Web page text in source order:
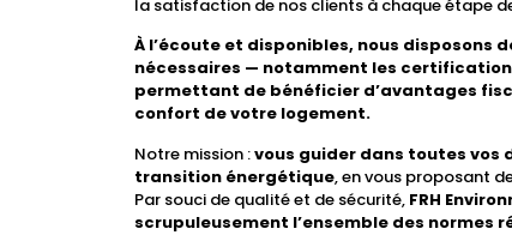
la satisfaction de nos clients à chaque étape
À l’écoute et disponibles, nous disposons
nécessaires — notamment les
permettant de bénéficier d’avantages
confort de votre logement.
Notre mission :vous guider dans toutes vos
transition énergétique, en vous proposant
Par souci de qualité et de sécurité, FRH
scrupuleusement l’ensemble des normes